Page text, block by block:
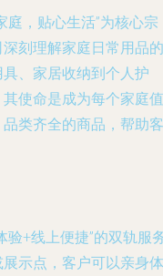
庭，贴心生活”为核心宗
刻理解家庭日常用品的
、家居收纳到个人护
使命是成为每个家庭值
类齐全的商品，帮助客
验+线上便捷”的双轨服
示点，客户可以亲身体